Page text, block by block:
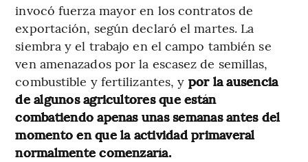
invocó fuerza mayor en los contratos de
exportación, según declaró el martes. La
siembra y el trabajo en el campo también se
ven amenazados por la escasez de semillas,
combustible y fertilizantes, y por la ausencia
de algunos agricultores que están
combatiendo apenas unas semanas antes del
momento en que la actividad primaveral
normalmente comenzaría.